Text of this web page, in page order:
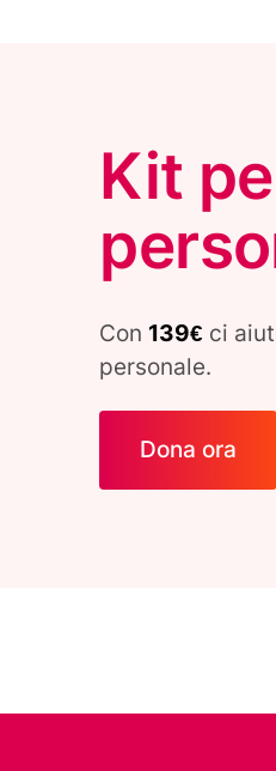
Kit
Con 139€ ci
personale.
Dona ora